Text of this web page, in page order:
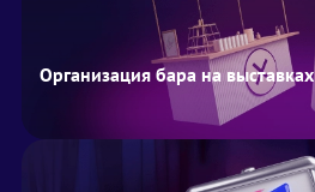
Организация бара на выставках